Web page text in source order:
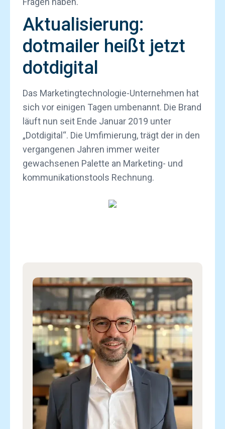
Aktualisierung:
dotmailer heißt jetzt
dotdigital
Das Marketingtechnologie-Unternehmen hat
sich vor einigen Tagen umbenannt. Die Brand
läuft nun seit Ende Januar 2019 unter
„Dotdigital“. Die Umfimierung, trägt der in den
vergangenen Jahren immer weiter
gewachsenen Palette an Marketing- und
kommunikationstools Rechnung.